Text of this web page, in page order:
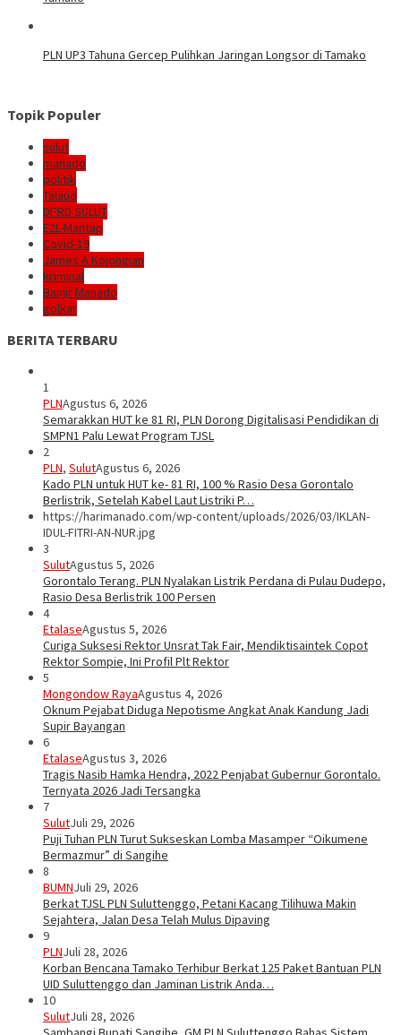
PLN UP3 Tahuna Gercep Pulihkan Jaringan Longsor di Tamako
Topik Populer
sulut
manado
politik
Talaud
DPRD SULUT
E2L-Mantap
Covid-19
James A Kojongian
kriminal
Banjir Manado
golkar
BERITA TERBARU
1
PLNAgustus 6, 2026
Semarakkan HUT ke 81 RI, PLN Dorong Digitalisasi Pendidikan di
SMPN1 Palu Lewat Program TJSL
2
PLN, SulutAgustus 6, 2026
Kado PLN untuk HUT ke- 81 RI, 100 % Rasio Desa Gorontalo
Berlistrik, Setelah Kabel Laut Listriki P…
https://harimanado.com/wp-content/uploads/2026/03/IKLAN-
IDUL-FITRI-AN-NUR.jpg
3
SulutAgustus 5, 2026
Gorontalo Terang. PLN Nyalakan Listrik Perdana di Pulau Dudepo,
Rasio Desa Berlistrik 100 Persen
4
EtalaseAgustus 5, 2026
Curiga Suksesi Rektor Unsrat Tak Fair, Mendiktisaintek Copot
Rektor Sompie, Ini Profil Plt Rektor
5
Mongondow RayaAgustus 4, 2026
Oknum Pejabat Diduga Nepotisme Angkat Anak Kandung Jadi
Supir Bayangan
6
EtalaseAgustus 3, 2026
Tragis Nasib Hamka Hendra, 2022 Penjabat Gubernur Gorontalo.
Ternyata 2026 Jadi Tersangka
7
SulutJuli 29, 2026
Puji Tuhan PLN Turut Sukseskan Lomba Masamper “Oikumene
Bermazmur” di Sangihe
8
BUMNJuli 29, 2026
Berkat TJSL PLN Suluttenggo, Petani Kacang Tilihuwa Makin
Sejahtera, Jalan Desa Telah Mulus Dipaving
9
PLNJuli 28, 2026
Korban Bencana Tamako Terhibur Berkat 125 Paket Bantuan PLN
UID Suluttenggo dan Jaminan Listrik Anda…
10
SulutJuli 28, 2026